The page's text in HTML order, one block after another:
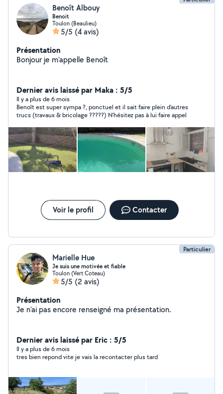
PASSIONS : PLOMBERIE, ELECTRICITE, CARRELAGE-
REVETEMENT DE SOL, PEINTURE, ENDUIT,
MACONNERIE, POSE DE TRINGLES-CADRES-
LUMINAIRES, JARDINAGE...
Benoît Albouy
Benoit
Toulon (Beaulieu)
5/5 (4 avis)
Présentation
Bonjour je m'appelle Benoît
Dernier avis laissé par Maka : 5/5
Il y a plus de 6 mois
Benoît est super sympa ?, ponctuel et il sait faire plein d’autres
trucs (travaux & bricolage ?????) N’hésitez pas à lui faire appel
Voir le profil Contacter
Particulier
Marielle Hue
Je suis une motivée et fiable
Toulon (Vert Coteau)
5/5 (2 avis)
Présentation
Je n'ai pas encore renseigné ma présentation.
Dernier avis laissé par Eric : 5/5
Il y a plus de 6 mois
tres bien repond vite je vais la recontacter plus tard